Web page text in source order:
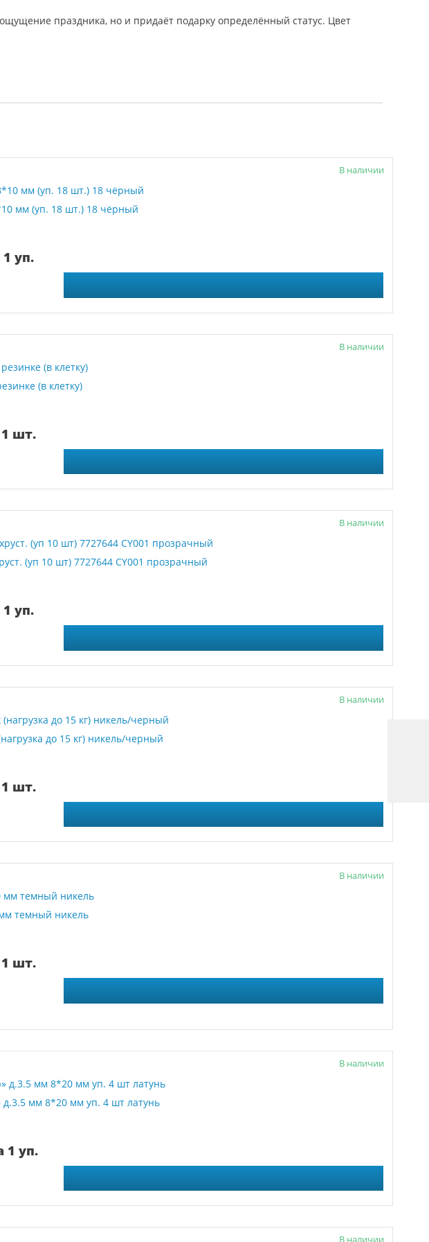
праздника, но и придаёт подарку определённый статус. Цвет
В наличии
мм (уп. 18 шт.) 18 чёрный
1 уп.
В наличии
(в клетку)
1 шт.
В наличии
(уп 10 шт) 7727644 CY001 прозрачный
1 уп.
В наличии
до 15 кг) никель/черный
1 шт.
В наличии
темный никель
1 шт.
В наличии
д.3.5 мм 8*20 мм уп. 4 шт латунь
1 уп.
В наличии